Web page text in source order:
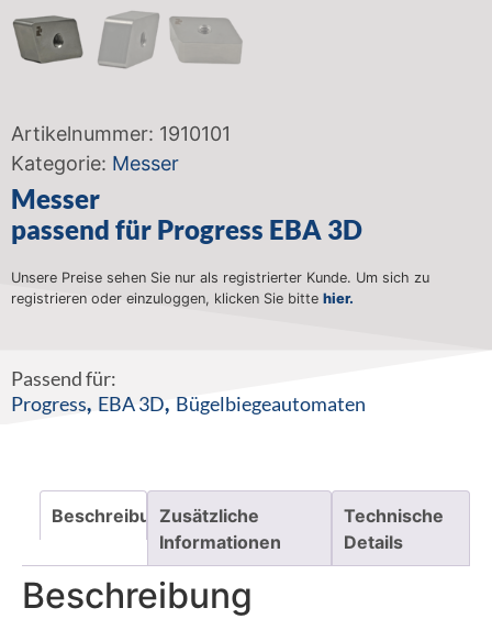
Artikelnummer: 1910101
Kategorie: Messer
Messer
passend für Progress EBA 3D
Unsere Preise sehen Sie nur als registrierter Kunde. Um sich zu
registrieren oder einzuloggen, klicken Sie bitte hier.
Passend für:
Progress, EBA 3D, Bügelbiegeautomaten
BeschreibungZusätzliche
Informationen
Technische
Details
Beschreibung